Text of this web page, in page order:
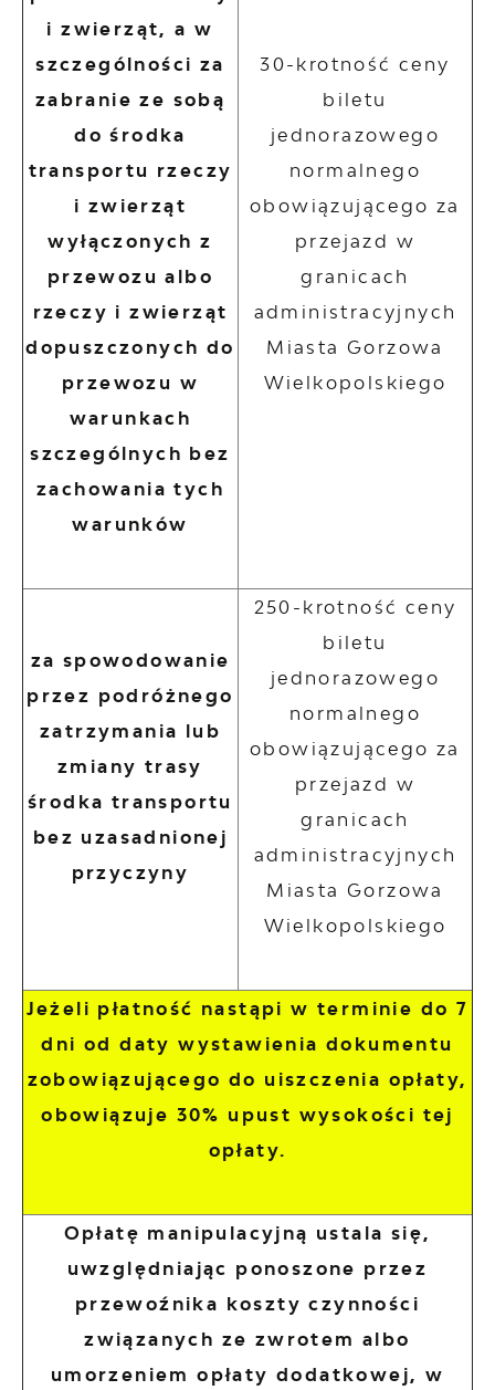
i zwierząt, a w
szczególności za
zabranie ze sobą
do środka
transportu rzeczy
i zwierząt
wyłączonych z
przewozu albo
rzeczy i zwierząt
dopuszczonych do
przewozu w
warunkach
szczególnych bez
zachowania tych
warunków
30-krotność ceny
biletu
jednorazowego
normalnego
obowiązującego za
przejazd w
granicach
administracyjnych
Miasta Gorzowa
Wielkopolskiego
za spowodowanie
przez podróżnego
zatrzymania lub
zmiany trasy
środka transportu
bez uzasadnionej
przyczyny
250-krotność ceny
biletu
jednorazowego
normalnego
obowiązującego za
przejazd w
granicach
administracyjnych
Miasta Gorzowa
Wielkopolskiego
Jeżeli płatność nastąpi w terminie do 7
dni od daty wystawienia dokumentu
zobowiązującego do uiszczenia opłaty,
obowiązuje 30% upust wysokości tej
opłaty.
Opłatę manipulacyjną ustala się,
uwzględniając ponoszone przez
przewoźnika koszty czynności
związanych ze zwrotem albo
umorzeniem opłaty dodatkowej, w